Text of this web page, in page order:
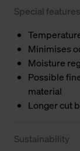
Special features
Minimises
Moisture
Possible
material
Longer cut
Sustainability